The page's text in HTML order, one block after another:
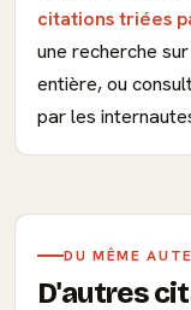
citations triées
une recherche
entière, ou
par les
DU MÊME
D'autres